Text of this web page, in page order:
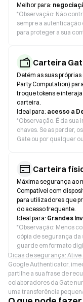
Melhor para:
*Observação: Não
sempre a autenticação
para proteger a sua
Carteira
Detém as suas
Party Computation)
troque tokens e
carteira.
Ideal para: acesso a
*Observação: É da
chaves. Se as perder,
Gate ou por qualquer
Carteira
Máxima segurança ao
Compatível com
para utilizadores que
do acesso frequente.
Ideal para: Grandes
*Observação: Menos
cópia de segurança da
guarde em formato
Dicas de segurança:
Google Authenticator,
partilhe a sua frase de
colaboradores da Gate
uma transferência